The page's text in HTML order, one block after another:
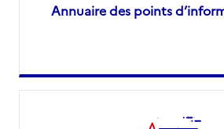
Annuaire des points